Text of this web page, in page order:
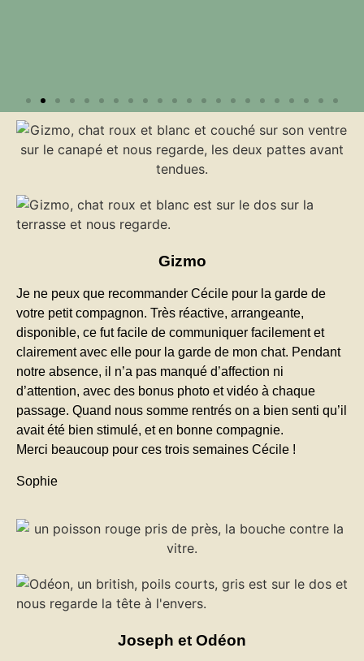
Gizmo
Je ne peux que recommander Cécile pour la garde de
votre petit compagnon. Très réactive, arrangeante,
disponible, ce fut facile de communiquer facilement et
clairement avec elle pour la garde de mon chat. Pendant
notre absence, il n’a pas manqué d’affection ni
d’attention, avec des bonus photo et vidéo à chaque
passage. Quand nous somme rentrés on a bien senti qu’il
avait été bien stimulé, et en bonne compagnie.
Merci beaucoup pour ces trois semaines Cécile !
Sophie
Joseph et Odéon